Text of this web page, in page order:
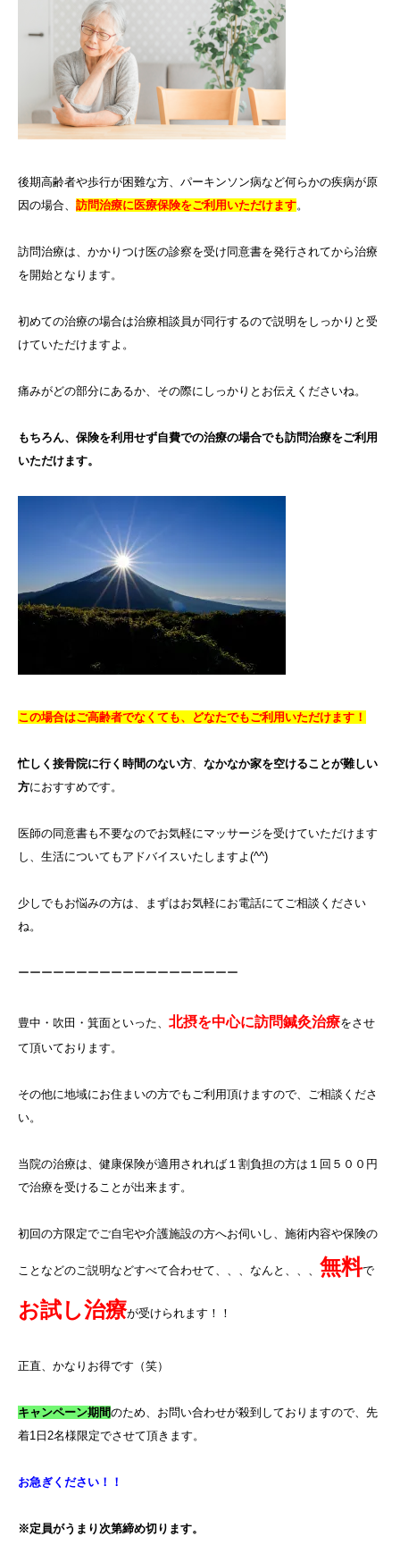
後期高齢者や歩行が困難な方、パーキンソン病など何らかの疾病が原
因の場合、 訪問治療に医療保険をご利用いただけます。
訪問治療は、かかりつけ医の診察を受け同意書を発行されてから治療
を開始となります。
初めての治療の場合は治療相談員が同行するので説明をしっかりと受
けていただけますよ。
痛みがどの部分にあるか、その際にしっかりとお伝えくださいね。
もちろん、保険を利用せず自費での治療の場合でも訪問治療をご利用
いただけます。
この場合はご高齢者でなくても、どなたでもご利用いただけます！
忙しく接骨院に行く時間のない方
なかなか家を空けることが難しい
方におすすめです。
医師の同意書も不要なのでお気軽にマッサージを受けていただけます
し、生活についてもアドバイスいたしますよ(^^)
少しでもお悩みの方は、まずはお気軽にお電話にてご相談ください
ね。
ーーーーーーーーーーーーーーーーーーー
豊中・吹田・箕面といった、 北摂を中心に訪問鍼灸治療をさせ
て頂いております。
その他に地域にお住まいの方でもご利用頂けますので、ご相談くださ
い。
当院の治療は、健康保険が適用されれば１割負担の方は１回５００円
で治療を受けることが出来ます。
初回の方限定でご自宅や介護施設の方へお伺いし、施術内容や保険の
ことなどのご説明などすべて合わせて、、、なんと、、、 無料で
お試し治療が受けられます！！
正直、かなりお得です（笑）
キャンペーン期間のため、お問い合わせが殺到しておりますので、先
着1 日 2名様限定でさせて頂きます。
お急ぎください！！
※定員がうまり次第締め切ります。